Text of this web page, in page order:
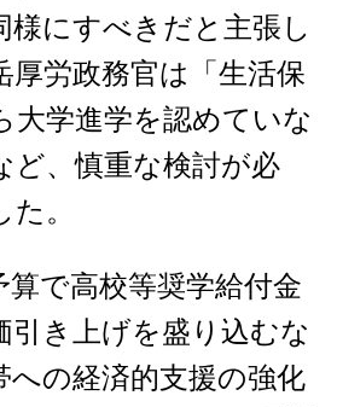
様にすべきだと主張し
厚労政務官は「生活保
大学進学を認めていな
ど、慎重な検討が必
。
で高校等奨学給付金
引き上げを盛り込むな
への経済的支援の強化